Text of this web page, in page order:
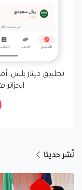
تطبيق دينار بلس،
نُشر حديثا